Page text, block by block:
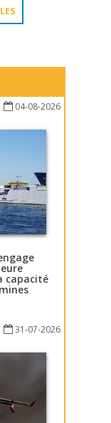
04-08-2026
capacité
31-07-2026